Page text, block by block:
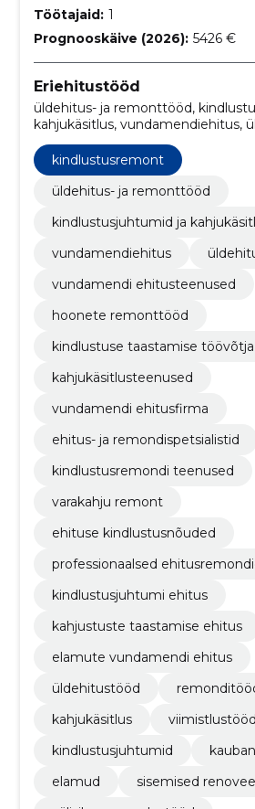
Töötajaid: 1
Prognooskäive (2026): 5426 €
Eriehitustööd
üldehitus- ja remonttööd,
kahjukäsitlus, vundamendiehitus,
vundamendi ehitusteenused,
kindlustuse taastamise töövõtja,
kahjukäsitlusteenused,
ehitus- ja remondispetsialistid
kindlustusremont
üldehitus- ja remonttööd
kindlustusjuhtumid ja
vundamendiehitus
vundamendi ehitusteenused
hoonete remonttööd
kindlustuse taastamise töövõtja
kahjukäsitlusteenused
vundamendi ehitusfirma
ehitus- ja remondispetsialistid
kindlustusremondi teenused
varakahju remont
ehituse kindlustusnõuded
professionaalsed
kindlustusjuhtumi ehitus
kahjustuste taastamise ehitus
elamute vundamendi ehitus
üldehitustööd
kahjukäsitlus
viimistlustööd
kindlustusjuhtumid
elamud
sisemised